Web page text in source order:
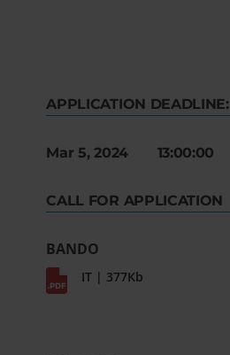
APPLICATION DEADLINE:
Mar 5, 2024 13:00:00
CALL FOR APPLICATION
BANDO
IT | 377Kb